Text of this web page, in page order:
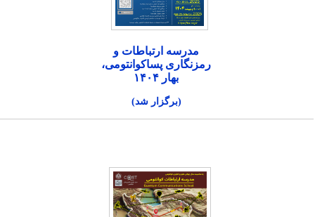
مدرسه ارتباطات و
رمزنگاری پساکوانتومی،
بهار ۱۴۰۴
(برگزار شد)